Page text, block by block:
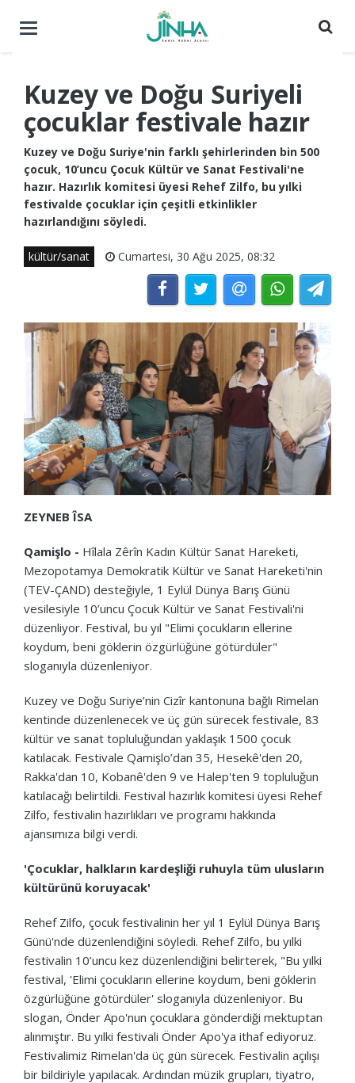
Menüyü
Kuzey ve Doğu Suriyeli
çocuklar festivale hazır
Kuzey ve Doğu Suriye'nin farklı şehirlerinden bin 500
çocuk, 10’uncu Çocuk Kültür ve Sanat Festivali'ne
hazır. Hazırlık komitesi üyesi Rehef Zilfo, bu yılki
festivalde çocuklar için çeşitli etkinlikler
hazırlandığını söyledi.
kültür/sanat Cumartesi, 30 Ağu 2025, 08:32
ZEYNEB ÎSA
Qamişlo - Hîlala Zêrîn Kadın Kültür Sanat Hareketi,
Mezopotamya Demokratik Kültür ve Sanat Hareketi'nin
(TEV-ÇAND) desteğiyle, 1 Eylül Dünya Barış Günü
vesilesiyle 10’uncu Çocuk Kültür ve Sanat Festivali'ni
düzenliyor. Festival, bu yıl "Elimi çocukların ellerine
koydum, beni göklerin özgürlüğüne götürdüler"
sloganıyla düzenleniyor.
Kuzey ve Doğu Suriye’nin Cizîr kantonuna bağlı Rimelan
kentinde düzenlenecek ve üç gün sürecek festivale, 83
kültür ve sanat topluluğundan yaklaşık 1500 çocuk
katılacak. Festivale Qamişlo’dan 35, Hesekê'den 20,
Rakka'dan 10, Kobanê'den 9 ve Halep'ten 9 topluluğun
katılacağı belirtildi. Festival hazırlık komitesi üyesi Rehef
Zilfo, festivalin hazırlıkları ve programı hakkında
ajansımıza bilgi verdi.
'Çocuklar, halkların kardeşliği ruhuyla tüm ulusların
kültürünü koruyacak'
Rehef Zilfo, çocuk festivalinin her yıl 1 Eylül Dünya Barış
Günü'nde düzenlendiğini söyledi. Rehef Zilfo, bu yılki
festivalin 10’uncu kez düzenlendiğini belirterek, "Bu yılki
festival, 'Elimi çocukların ellerine koydum, beni göklerin
özgürlüğüne götürdüler' sloganıyla düzenleniyor. Bu
slogan, Önder Apo'nun çocuklara gönderdiği mektuptan
alınmıştır. Bu yılki festivali Önder Apo'ya ithaf ediyoruz.
Festivalimiz Rimelan'da üç gün sürecek. Festivalin açılışı
bir bildiriyle yapılacak. Ardından müzik grupları, tiyatro,